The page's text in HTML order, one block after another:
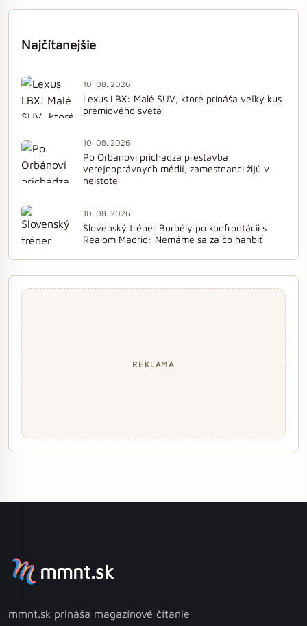
Najčítanejšie
10. 08. 2026
Lexus LBX: Malé SUV, ktoré prináša veľký kus
prémiového sveta
10. 08. 2026
Po Orbánovi prichádza prestavba
verejnoprávnych médií, zamestnanci žijú v
neistote
10. 08. 2026
Slovenský tréner Borbély po konfrontácii s
Realom Madrid: Nemáme sa za čo hanbiť
REKLAMA
mmnt.sk
mmnt.sk prináša magazínové čítanie